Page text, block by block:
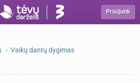
Prisijunk
Vaikų dantų dygimas